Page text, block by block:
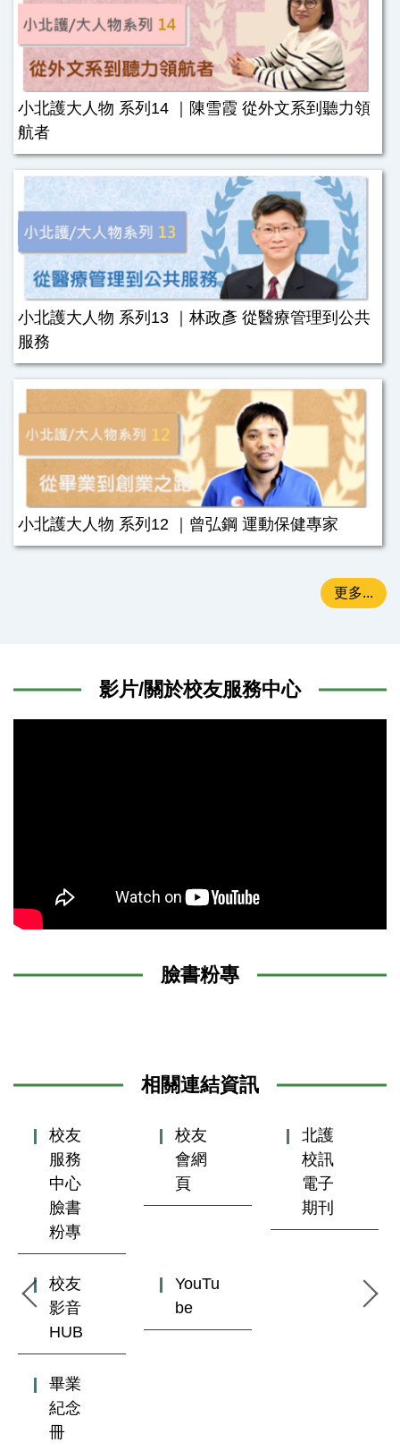
小北護大人物 系列14 ｜陳雪霞 從外文系到聽力領
航者
小北護大人物 系列13 ｜林政彥 從醫療管理到公共
服務
小北護大人物 系列12 ｜曾弘鋼 運動保健專家
更多...
影片/關於校友服務中心
臉書粉專
相關連結資訊
校友
服務
中心
臉書
粉專
校友
會網
頁
北護
校訊
電子
期刊
校友
影音
HUB
YouTu
be
畢業
紀念
冊